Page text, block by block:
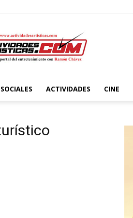
Actividadesartisticas.com
SOCIALES ACTIVIDADES CINE